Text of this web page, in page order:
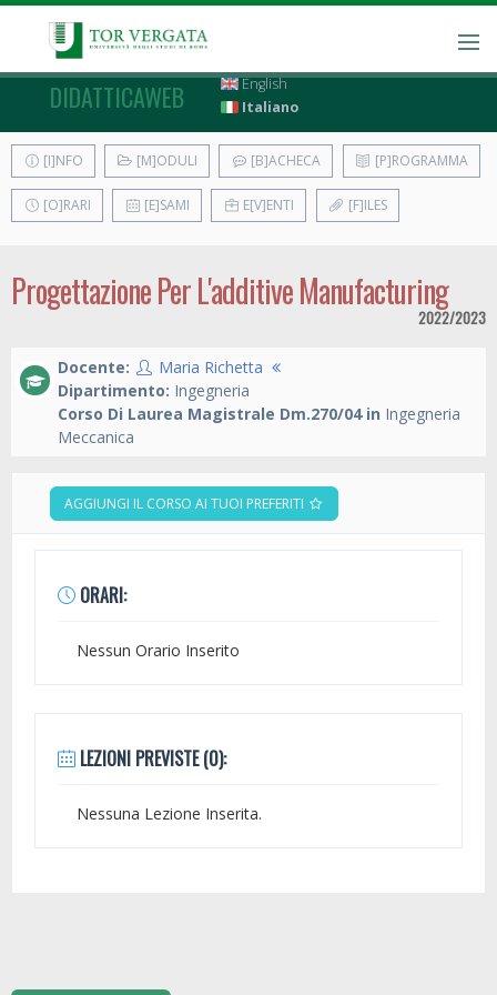
DIDATTICAWEB
English
Italiano
[I]NFO [M]ODULI [B]ACHECA [P]ROGRAMMA
[O]RARI [E]SAMI E[V]ENTI [F]ILES
Progettazione Per L'additive Manufacturing
2022/2023
Docente:
Maria Richetta
Dipartimento: Ingegneria
Corso Di Laurea Magistrale Dm.270/04 in Ingegneria
Meccanica
AGGIUNGI IL CORSO AI TUOI PREFERITI
ORARI:
Nessun Orario Inserito
LEZIONI PREVISTE (0):
Nessuna Lezione Inserita.